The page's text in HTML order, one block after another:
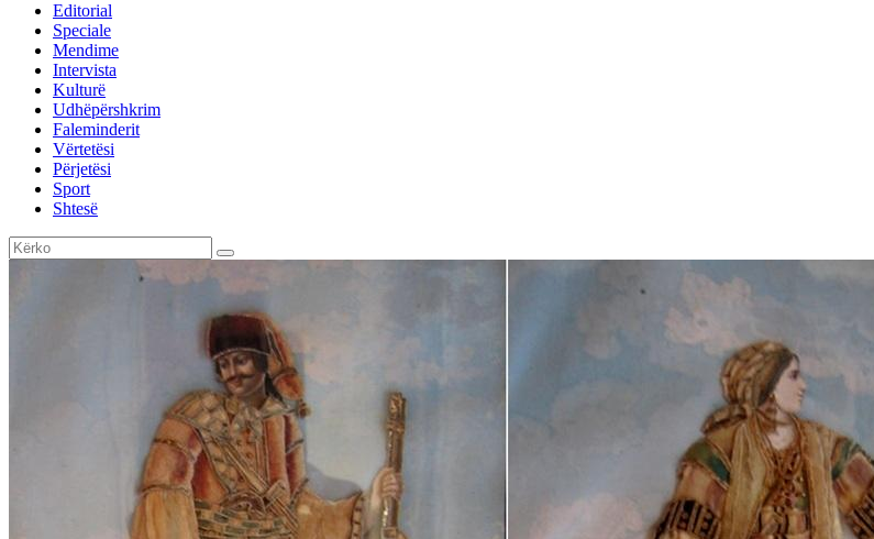
Editorial
Speciale
Mendime
Intervista
Kulturë
Udhëpërshkrim
Faleminderit
Vërtetësi
Përjetësi
Sport
Shtesë